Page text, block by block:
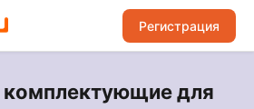
Регистрация
комплектующие для